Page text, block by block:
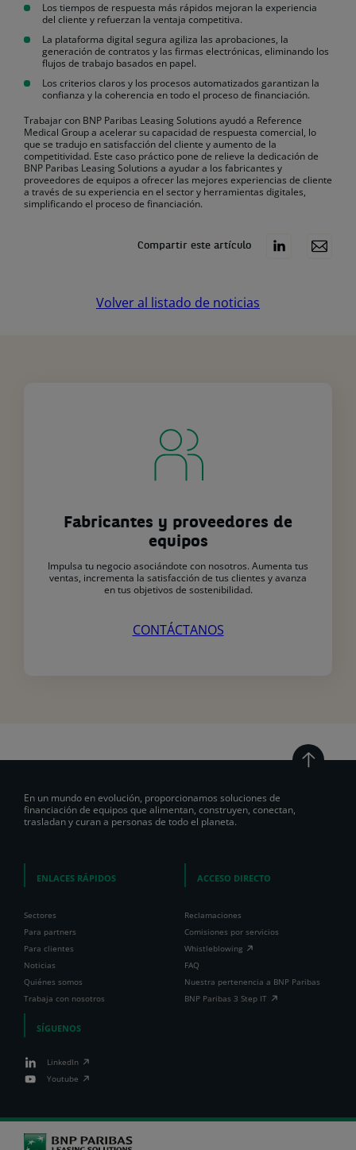
Los tiempos de respuesta más rápidos mejoran la experiencia
del cliente y refuerzan la ventaja competitiva.
La plataforma digital segura agiliza las aprobaciones, la
generación de contratos y las firmas electrónicas, eliminando los
flujos de trabajo basados en papel.
Los criterios claros y los procesos automatizados garantizan la
confianza y la coherencia en todo el proceso de financiación.
Trabajar con BNP Paribas Leasing Solutions ayudó a Reference
Medical Group a acelerar su capacidad de respuesta comercial, lo
que se tradujo en satisfacción del cliente y aumento de la
competitividad. Este caso práctico pone de relieve la dedicación de
BNP Paribas Leasing Solutions a ayudar a los fabricantes y
proveedores de equipos a ofrecer las mejores experiencias de cliente
a través de su experiencia en el sector y herramientas digitales,
simplificando el proceso de financiación.
Compartir este artículo
Volver al listado de noticias
Fabricantes y proveedores de
equipos
Impulsa tu negocio asociándote con nosotros. Aumenta tus
ventas, incrementa la satisfacción de tus clientes y avanza
en tus objetivos de sostenibilidad.
CONTÁCTANOS
En un mundo en evolución, proporcionamos soluciones de
financiación de equipos que alimentan, construyen, conectan,
trasladan y curan a personas de todo el planeta.
ENLACES RÁPIDOS
Sectores
Para partners
Para clientes
Noticias
Quiénes somos
Trabaja con nosotros
ACCESO DIRECTO
Reclamaciones
Comisiones por servicios
Whistleblowing
FAQ
Nuestra pertenencia a BNP Paribas
BNP Paribas 3 Step IT
SÍGUENOS
LinkedIn
Youtube